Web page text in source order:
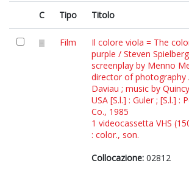
C Tipo Titolo
Film
Il colore viola = The
purple / Steven
screenplay by Menno
director of photography
Daviau ; music by
USA [S.l.] : Guler ; [S.l.] :
Co., 1985
1 videocassetta VHS
: color., son.
Collocazione: 02812